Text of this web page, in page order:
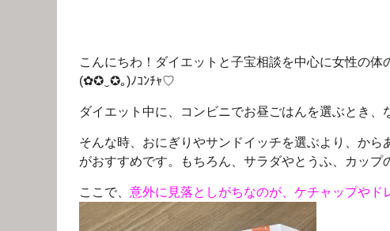
こんにちわ！ダイエットと子宝相談を中心に女性の
(✿✪‿✪｡)ﾉｺﾝﾁｬ♡
ダイエット中に、コンビニでお昼ごはんを選ぶとき
そんな時、おにぎりやサンドイッチを選ぶより、か
がおすすめです。もちろん、サラダやとうふ、カップ
ここで、意外に見落としがちなのが、ケチャップやド